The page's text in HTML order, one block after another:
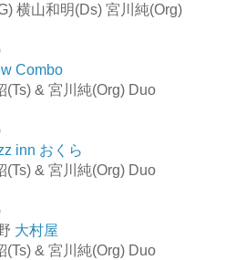
横山和明(Ds) 宮川純(Org)
Combo
(Ts) & 宮川純(Org) Duo
inn おくら
(Ts) & 宮川純(Org) Duo
大村屋
(Ts) & 宮川純(Org) Duo